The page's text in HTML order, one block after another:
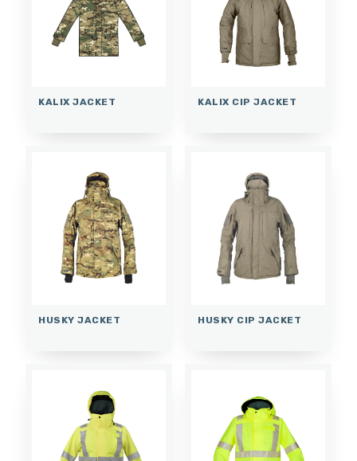
KALIX JACKET KALIX CIP JACKET
HUSKY JACKET HUSKY CIP JACKET